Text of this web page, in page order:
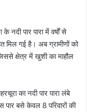
नदी पार पारा में वर्षों से
गई है। अब ग्रामीणों को
क्षेत्र में खुशी का माहौल
का नदी पार पारा लंबे
बसे केवल 8 परिवारों की